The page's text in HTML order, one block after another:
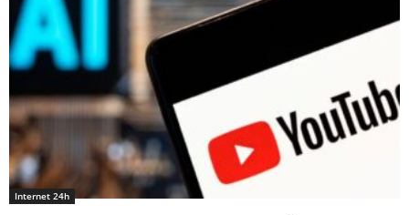
Internet 24h